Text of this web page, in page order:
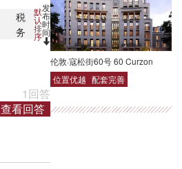
税
务
默
认
排
序
发
布
时
间
1回答
查看回答
伦敦·寇松街60号 60 Curzon
位置优越 配套完善